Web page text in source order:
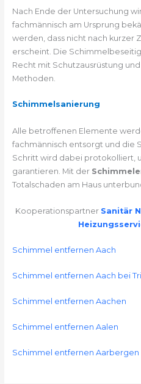
Nach Ende der Untersuchung
fachmännisch am Ursprung
werden, dass nicht nach kurzer
erscheint. Die
Recht mit Schutzausrüstung
Methoden.
Schimmelsanierung
Alle betroffenen Elemente
fachmännisch entsorgt und die
Schritt wird dabei protokolliert,
garantieren. Mit der
Totalschaden am Haus
Kooperationspartner Sanitär
Schimmel entfernen Aach
Schimmel entfernen Aach bei
Schimmel entfernen Aachen
Schimmel entfernen Aalen
Schimmel entfernen Aarbergen